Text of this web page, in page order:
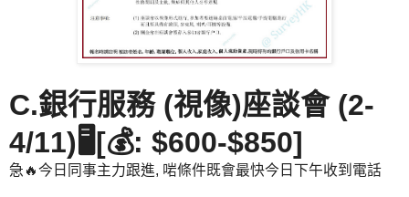
C.銀行服務 (視像)座談會 (2-
4/11)🖥️[💰: $600-$850]
急🔥今日同事主力跟進, 啱條件既會最快今日下午收到電話